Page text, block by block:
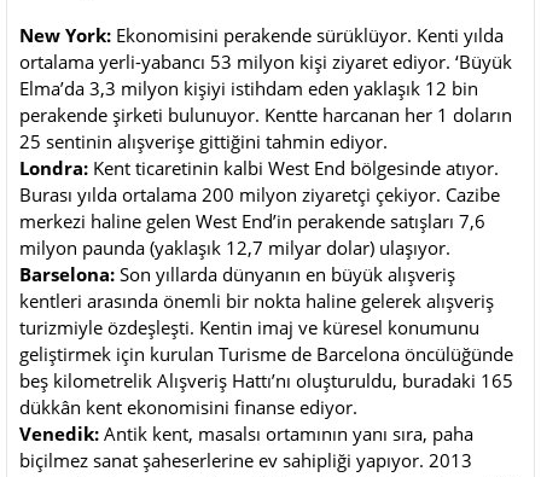
New York: Ekonomisini perakende sürüklüyor. Kenti yılda
ortalama yerli-yabancı 53 milyon kişi ziyaret ediyor. ‘Büyük
Elma’da 3,3 milyon kişiyi istihdam eden yaklaşık 12 bin
perakende şirketi bulunuyor. Kentte harcanan her 1 doların
25 sentinin alışverişe gittiğini tahmin ediyor.
Londra: Kent ticaretinin kalbi West End bölgesinde atıyor.
Burası yılda ortalama 200 milyon ziyaretçi çekiyor. Cazibe
merkezi haline gelen West End’in perakende satışları 7,6
milyon paunda (yaklaşık 12,7 milyar dolar) ulaşıyor.
Barselona: Son yıllarda dünyanın en büyük alışveriş
kentleri arasında önemli bir nokta haline gelerek alışveriş
turizmiyle özdeşleşti. Kentin imaj ve küresel konumunu
geliştirmek için kurulan Turisme de Barcelona öncülüğünde
beş kilometrelik Alışveriş Hattı’nı oluşturuldu, buradaki 165
dükkân kent ekonomisini finanse ediyor.
Venedik: Antik kent, masalsı ortamının yanı sıra, paha
biçilmez sanat şaheserlerine ev sahipliği yapıyor. 2013